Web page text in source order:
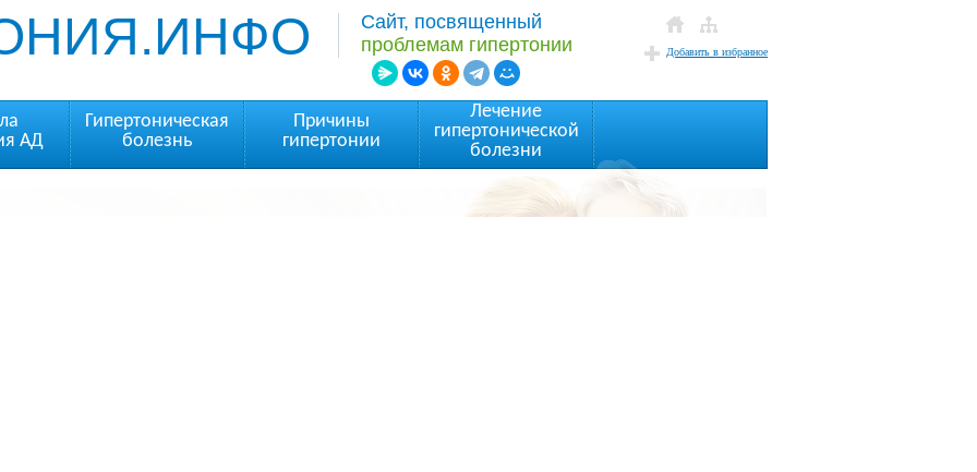
Сайт, посвященный
проблемам гипертонии
Добавить в избранное
АД
Гипертоническая
болезнь
Причины
гипертонии
Лечение
гипертонической
болезни